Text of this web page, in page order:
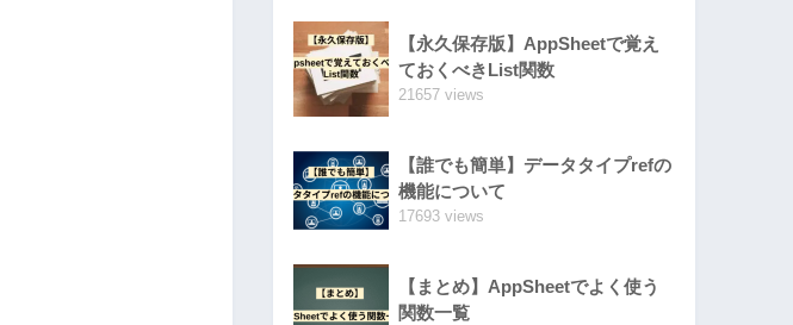
【永久保存版】AppSheetで覚え
ておくべきList関数
21657 views
【誰でも簡単】データタイプrefの
機能について
17693 views
【まとめ】AppSheetでよく使う
関数一覧